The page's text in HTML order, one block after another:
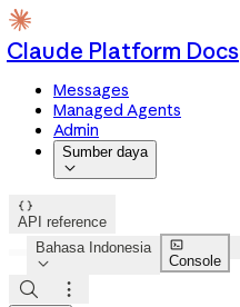
Claude Platform Docs
Messages
Managed Agents
Admin
Sumber daya


API reference
Bahasa Indonesia


Console

